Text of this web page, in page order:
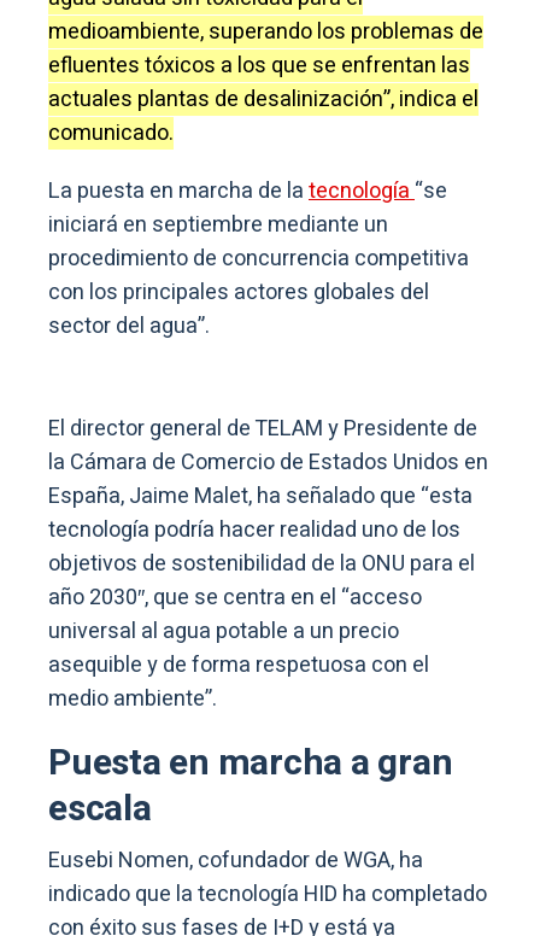
medioambiente, superando los problemas de
efluentes tóxicos a los que se enfrentan las
actuales plantas de desalinización”, indica el
comunicado.
La puesta en marcha de latecnología“se
iniciará en septiembre mediante un
procedimiento de concurrencia competitiva
con los principales actores globales del
sector del agua”.
El director general de TELAM y Presidente de
la Cámara de Comercio de Estados Unidos en
España, Jaime Malet, ha señalado que “esta
tecnología podría hacer realidad uno de los
objetivos de sostenibilidad de la ONU para el
año 2030″, que se centra en el “acceso
universal al agua potable a un precio
asequible y de forma respetuosa con el
medio ambiente”.
Puesta en marcha a gran
escala
Eusebi Nomen, cofundador de WGA, ha
indicado que la tecnología HID ha completado
con éxito sus fases de I+D y está ya